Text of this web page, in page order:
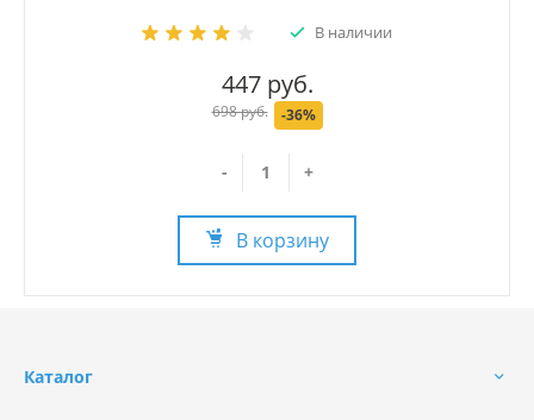
В наличии
447 руб.
698 руб. -36%
- +
В корзину
Каталог